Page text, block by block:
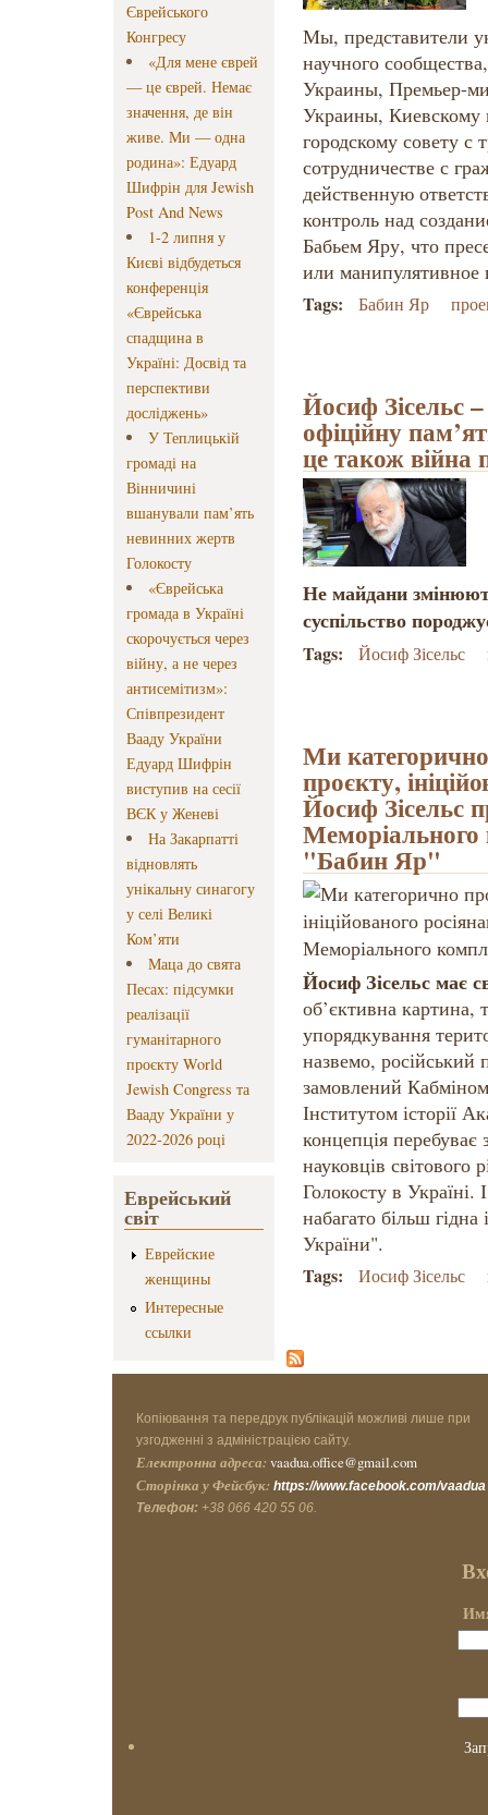
Єврейського
Конгресу
«Для мене єврей
— це єврей. Немає
значення, де він
живе. Ми — одна
родина»: Едуард
Шифрін для Jewish
Post And News
1-2 липня у
Києві відбудеться
конференція
«Єврейська
спадщина в
Україні: Досвід та
перспективи
досліджень»
У Теплицькій
громаді на
Вінничині
вшанували пам’ять
невинних жертв
Голокосту
«Єврейська
громада в Україні
скорочується через
війну, а не через
антисемітизм»:
Співпрезидент
Вааду України
Едуард Шифрін
виступив на сесії
ВЄК у Женеві
На Закарпатті
відновлять
унікальну синагогу
у селі Великі
Ком’яти
Маца до свята
Песах: підсумки
реалізації
гуманітарного
проєкту World
Jewish Congress та
Вааду України у
2022-2026 році
Еврейський
світ
Еврейские
женщины
Интересные
ссылки
Мы, представители
научного
Украины, Премьер-
Украины, Киевскому
городскому совету с
сотрудничестве с
действенную
контроль над
Бабьем Яру, что
или манипулятивное
Tags: Бабин Яр
Йосиф Зісельс
офіційну
це також війна
Не майдани
суспільство
Tags: Йосиф Зісельс
Ми
проєкту,
Йосиф Зісельс
Меморіального
"Бабин Яр"
Йосиф Зісельс має
об’єктивна картина,
упорядкування
назвемо,
замовлений
Інститутом історії
концепція перебуває
науковців світового
Голокосту в Україні.
набагато більш гідна
України".
Tags: Иосиф Зісельс
Копіювання та передрук публікацій можливі лише при
узгодженні з адміністрацією сайту.
Електронна адреса: vaadua.office@gmail.com
Сторінка у Фейсбук: https://www.facebook.com/vaadua
Телефон: +38 066 420 55 06.